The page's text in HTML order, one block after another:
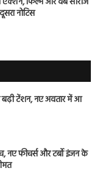
नोटिस
टेंशन, नए अवतार में आ
नए फीचर्स और टर्बो इंजन के